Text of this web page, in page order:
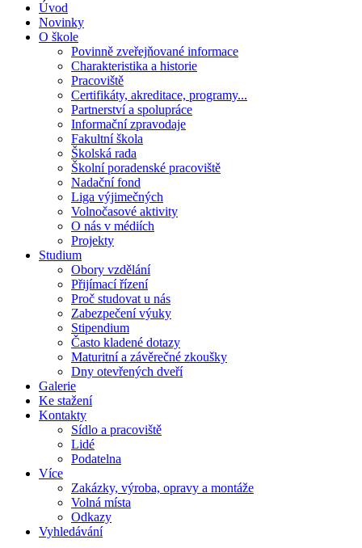
Úvod
Novinky
O škole
Povinně zveřejňované informace
Charakteristika a historie
Pracoviště
Certifikáty, akreditace, programy...
Partnerství a spolupráce
Informační zpravodaje
Fakultní škola
Školská rada
Školní poradenské pracoviště
Nadační fond
Liga výjimečných
Volnočasové aktivity
O nás v médiích
Projekty
Studium
Obory vzdělání
Přijímací řízení
Proč studovat u nás
Zabezpečení výuky
Stipendium
Často kladené dotazy
Maturitní a závěrečné zkoušky
Dny otevřených dveří
Galerie
Ke stažení
Kontakty
Sídlo a pracoviště
Lidé
Podatelna
Více
Zakázky, výroba, opravy a montáže
Volná místa
Odkazy
Vyhledávání